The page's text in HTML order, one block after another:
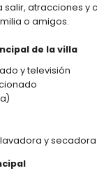
atracciones y
o amigos.
de la villa
y televisión
y secadora